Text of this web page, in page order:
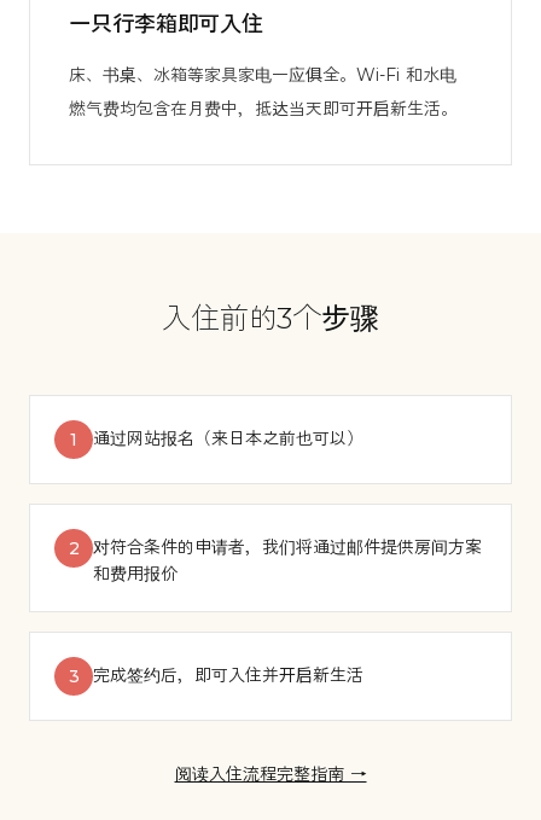
一只行李箱即可入住
床、书桌、冰箱等家具家电一应俱全。Wi-Fi 和水电
燃气费均包含在月费中，抵达当天即可开启新生活。
入住前的3个步骤
1 通过网站报名（来日本之前也可以）
2
对符合条件的申请者，我们将通过邮件提供房间方案
和费用报价
3 完成签约后，即可入住并开启新生活
阅读入住流程完整指南 →